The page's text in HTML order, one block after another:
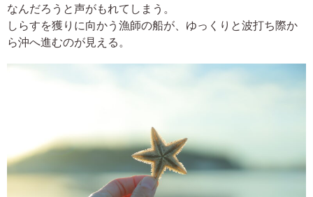
なんだろうと声がもれてしまう。
しらすを獲りに向かう漁師の船が、ゆっくりと波打ち際か
ら沖へ進むのが見える。